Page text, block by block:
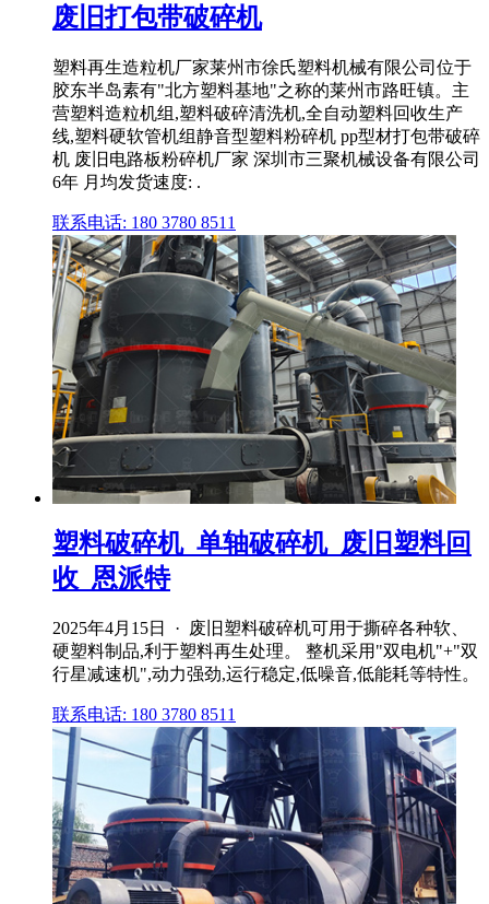
废旧打包带破碎机
塑料再生造粒机厂家莱州市徐氏塑料机械有限公司位于
胶东半岛素有"北方塑料基地"之称的莱州市路旺镇。主
营塑料造粒机组,塑料破碎清洗机,全自动塑料回收生产
线,塑料硬软管机组静音型塑料粉碎机 pp型材打包带破碎
机 废旧电路板粉碎机厂家 深圳市三聚机械设备有限公司
6年 月均发货速度: .
联系电话: 180 3780 8511
塑料破碎机_单轴破碎机_废旧塑料回
收_恩派特
2025年4月15日 · 废旧塑料破碎机可用于撕碎各种软、
硬塑料制品,利于塑料再生处理。 整机采用"双电机"+"双
行星减速机",动力强劲,运行稳定,低噪音,低能耗等特性。
联系电话: 180 3780 8511